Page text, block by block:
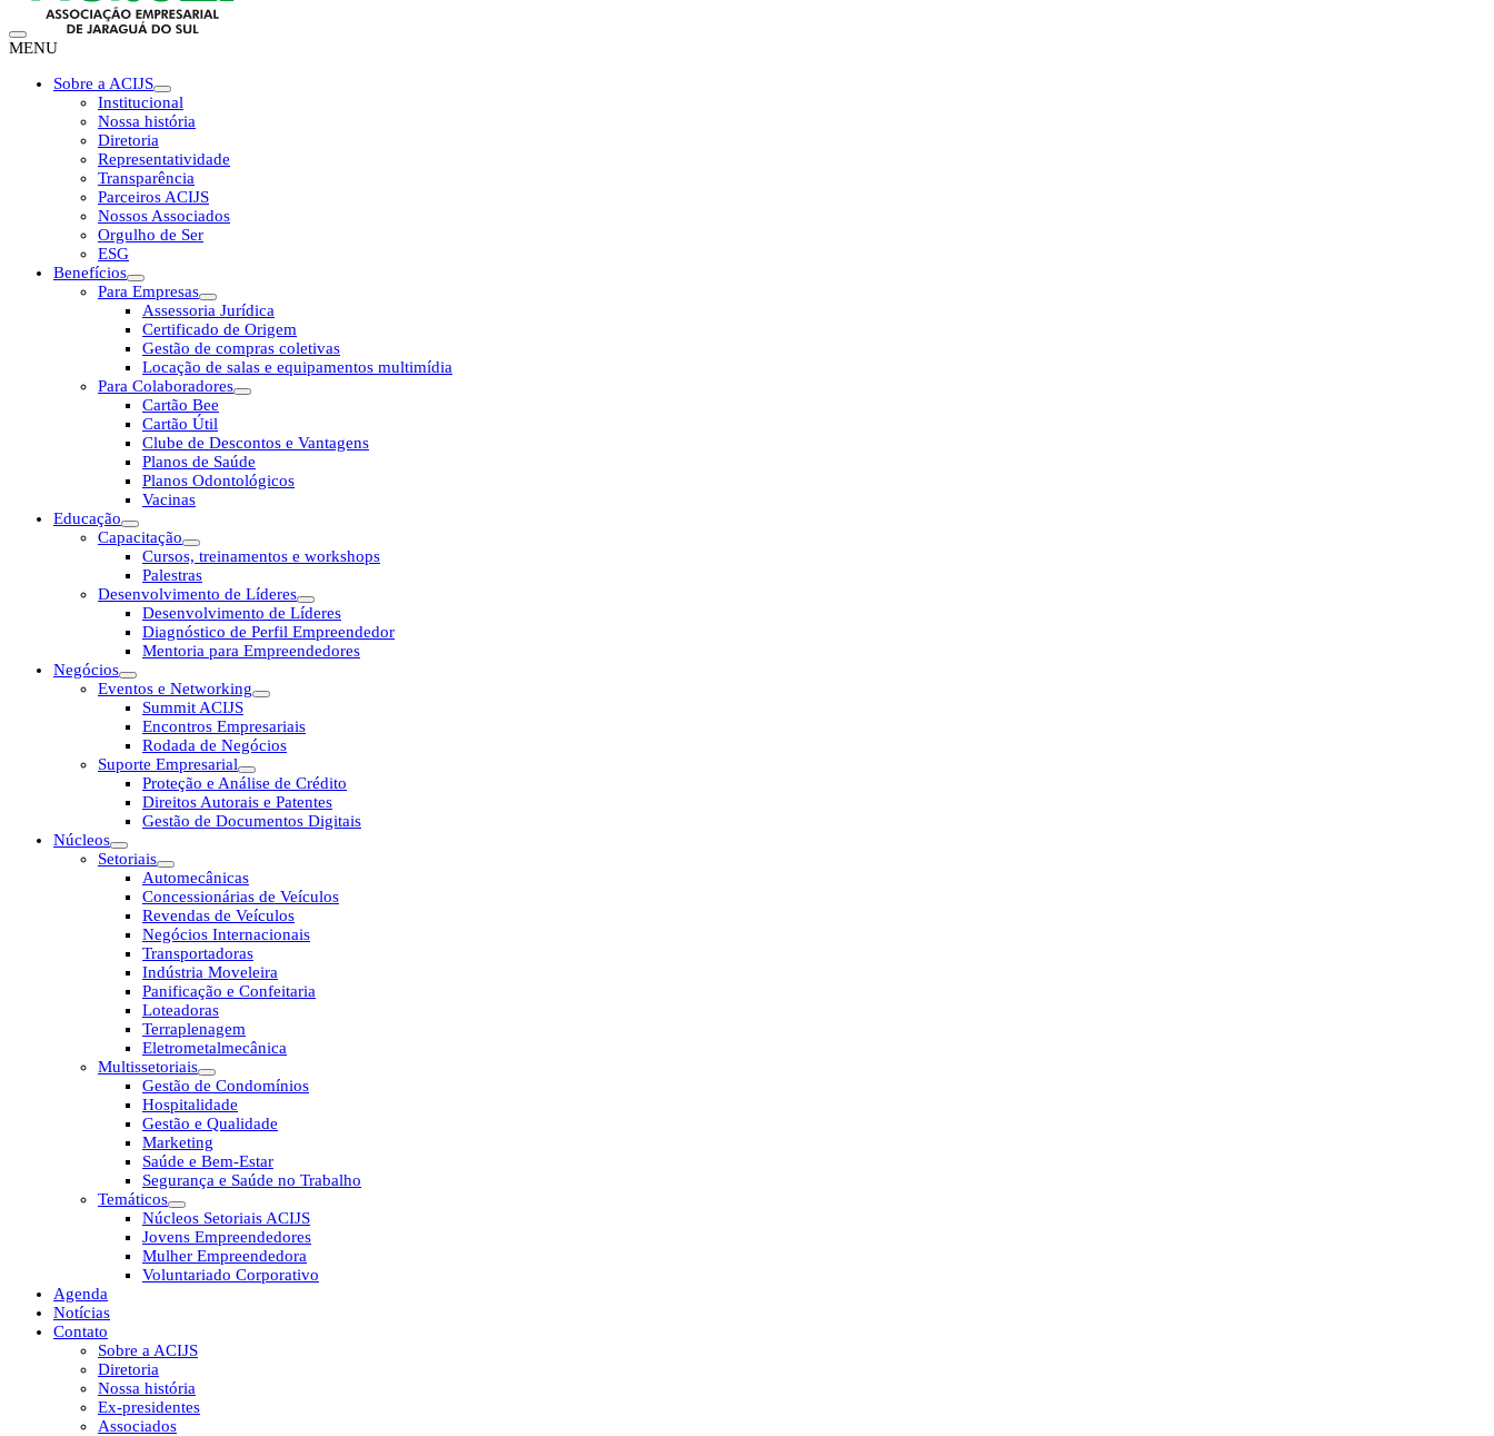
MENU
Sobre a ACIJS
Institucional
Nossa história
Diretoria
Representatividade
Transparência
Parceiros ACIJS
Nossos Associados
Orgulho de Ser
ESG
Benefícios
Para Empresas
Assessoria Jurídica
Certificado de Origem
Gestão de compras coletivas
Locação de salas e equipamentos multimídia
Para Colaboradores
Cartão Bee
Cartão Útil
Clube de Descontos e Vantagens
Planos de Saúde
Planos Odontológicos
Vacinas
Educação
Capacitação
Cursos, treinamentos e workshops
Palestras
Desenvolvimento de Líderes
Desenvolvimento de Líderes
Diagnóstico de Perfil Empreendedor
Mentoria para Empreendedores
Negócios
Eventos e Networking
Summit ACIJS
Encontros Empresariais
Rodada de Negócios
Suporte Empresarial
Proteção e Análise de Crédito
Direitos Autorais e Patentes
Gestão de Documentos Digitais
Núcleos
Setoriais
Automecânicas
Concessionárias de Veículos
Revendas de Veículos
Negócios Internacionais
Transportadoras
Indústria Moveleira
Panificação e Confeitaria
Loteadoras
Terraplenagem
Eletrometalmecânica
Multissetoriais
Gestão de Condomínios
Hospitalidade
Gestão e Qualidade
Marketing
Saúde e Bem-Estar
Segurança e Saúde no Trabalho
Temáticos
Núcleos Setoriais ACIJS
Jovens Empreendedores
Mulher Empreendedora
Voluntariado Corporativo
Agenda
Notícias
Contato
Sobre a ACIJS
Diretoria
Nossa história
Ex-presidentes
Associados